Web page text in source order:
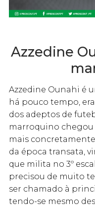
Azzedine
Azzedine Ounahi é
há pouco tempo,
dos adeptos de
marroquino
mais
da época transata,
que milita no 3º
precisou de muito
ser chamado à
tendo-se mesmo